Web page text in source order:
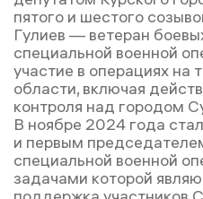
пятого и шестого
Гулиев — ветеран
специальной военной
участие в операциях на
области, включая
контроля над городом
В ноябре 2024 года
и первым
специальной военной
задачами которой